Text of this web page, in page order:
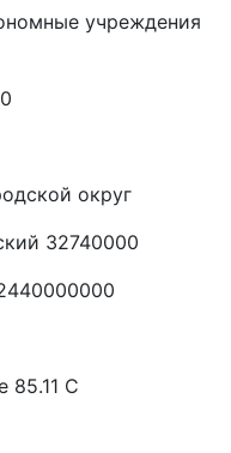
учреждения
округ
32740000
85.11 C